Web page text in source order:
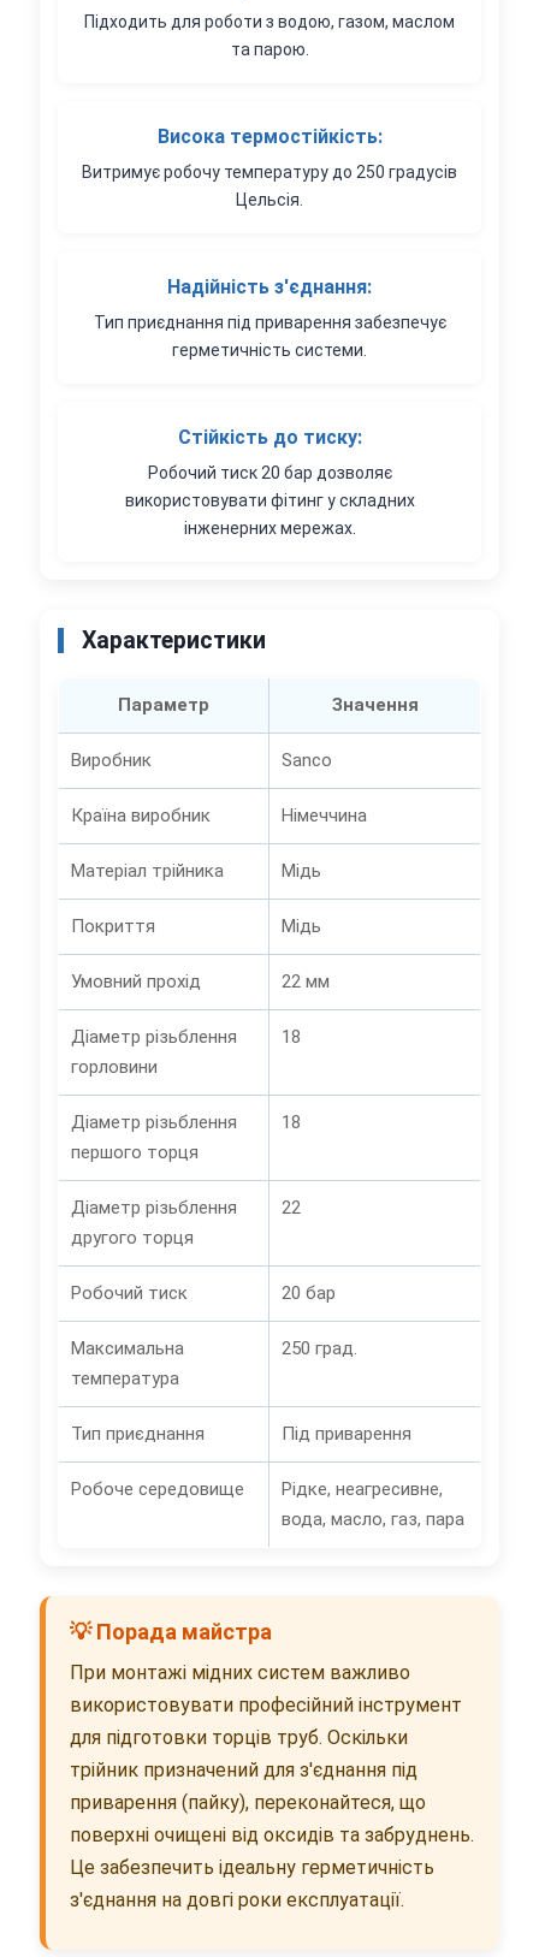
Підходить для роботи з водою, газом, маслом
та парою.
Висока термостійкість:
Витримує робочу температуру до 250 градусів
Цельсія.
Надійність з'єднання:
Тип приєднання під приварення забезпечує
герметичність системи.
Стійкість до тиску:
Робочий тиск 20 бар дозволяє
використовувати фітинг у складних
інженерних мережах.
Характеристики
Параметр Значення
Виробник Sanco
Країна виробник Німеччина
Матеріал трійника Мідь
Покриття Мідь
Умовний прохід 22 мм
Діаметр різьблення
горловини
18
Діаметр різьблення
першого торця
18
Діаметр різьблення
другого торця
22
Робочий тиск 20 бар
Максимальна
температура
250 град.
Тип приєднання Під приварення
Робоче середовище
Рідке, неагресивне,
вода, масло, газ, пара
💡 Порада майстра
При монтажі мідних систем важливо
використовувати професійний інструмент
для підготовки торців труб. Оскільки
трійник призначений для з'єднання під
приварення (пайку), переконайтеся, що
поверхні очищені від оксидів та забруднень.
Це забезпечить ідеальну герметичність
з'єднання на довгі роки експлуатації.